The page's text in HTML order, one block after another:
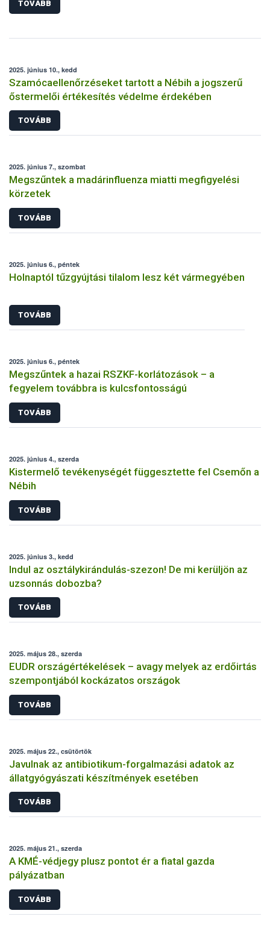
Hivatal (Nébih) EUDR oldalán folyamatosan frissülő szakmai
gyakorlati segédletek és naprakész tájékoztatók segítik a
EUDR hírlevél is. A tájékoztatóra feliratkozók első kézből,
TOVÁBB
2025. június 10., kedd
Szamócaellenőrzéseket tartott a Nébih a jogszerű
őstermelői értékesítés védelme érdekében
TOVÁBB
2025. június 7., szombat
Megszűntek a madárinfluenza miatti megfigyelési
körzetek
TOVÁBB
2025. június 6., péntek
Holnaptól tűzgyújtási tilalom lesz két vármegyében
TOVÁBB
2025. június 6., péntek
Megszűntek a hazai RSZKF-korlátozások – a
fegyelem továbbra is kulcsfontosságú
TOVÁBB
2025. június 4., szerda
Kistermelő tevékenységét függesztette fel Csemőn a
Nébih
TOVÁBB
2025. június 3., kedd
Indul az osztálykirándulás-szezon! De mi kerüljön az
uzsonnás dobozba?
TOVÁBB
2025. május 28., szerda
EUDR országértékelések – avagy melyek az erdőirtás
szempontjából kockázatos országok
TOVÁBB
2025. május 22., csütörtök
Javulnak az antibiotikum-forgalmazási adatok az
állatgyógyászati készítmények esetében
TOVÁBB
2025. május 21., szerda
A KMÉ-védjegy plusz pontot ér a fiatal gazda
pályázatban
TOVÁBB